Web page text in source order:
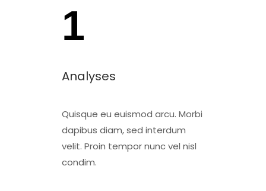
1
Analyses
Quisque eu euismod arcu. Morbi
dapibus diam, sed interdum
velit. Proin tempor nunc vel nisl
condim.